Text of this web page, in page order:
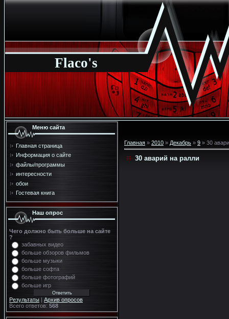
Flaco's
Меню сайта
Главная страница
Информация о сайте
файлы/программы
интересности
обои
Гостевая книга
Наш опрос
Чего должно быть больше на сайте
?
забавных видео
больше обзоров фильмов
больше музыки
больше софта
больше фотографий
больше игр
Результаты | Архив опросов
Всего ответов: 568
Главная » 2010 » Декабрь » 9 » 30
30 аварий на ралли